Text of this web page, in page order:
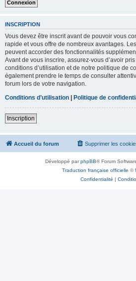
INSCRIPTION
Vous devez être inscrit avant de pouvoir vous
rapide et vous offre de nombreux avantages.
peuvent accorder des fonctionnalités
Avant de vous inscrire, assurez-vous d’avoir
conditions d’utilisation et de notre politique de
également prendre le temps de consulter
forum lors de votre navigation.
Conditions d’utilisation | Politique de
Inscription
Accueil du forum Supprimer les
Développé parphpBB® Forum
Traduction française officielle ©
Confidentialité |